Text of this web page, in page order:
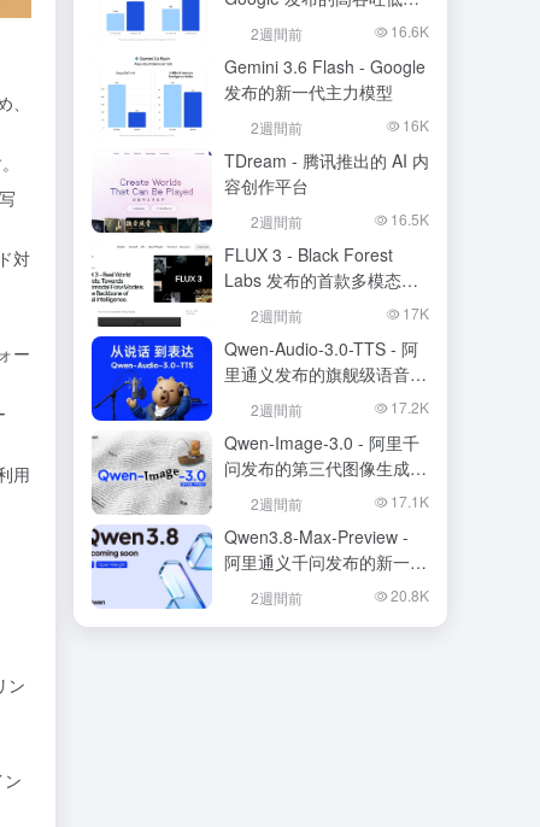
対
ー
用
ン
本模型
2週間前 16.6K
Gemini 3.6 Flash - Google
发布的新一代主力模型
2週間前 16K
TDream - 腾讯推出的 AI 内
容创作平台
2週間前 16.5K
FLUX 3 - Black Forest
Labs 发布的首款多模态基
础模型
2週間前 17K
Qwen-Audio-3.0-TTS - 阿
里通义发布的旗舰级语音合
成大模型
2週間前 17.2K
Qwen-Image-3.0 - 阿里千
问发布的第三代图像生成基
础模型
2週間前 17.1K
Qwen3.8-Max-Preview -
阿里通义千问发布的新一代
旗舰大模型
2週間前 20.8K